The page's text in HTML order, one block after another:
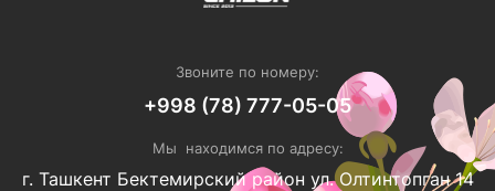
Звоните по номеру:
+998 (78) 777-05-05
Мы находимся по адресу:
г. Ташкент Бектемирский район ул. Олтинтопган 14